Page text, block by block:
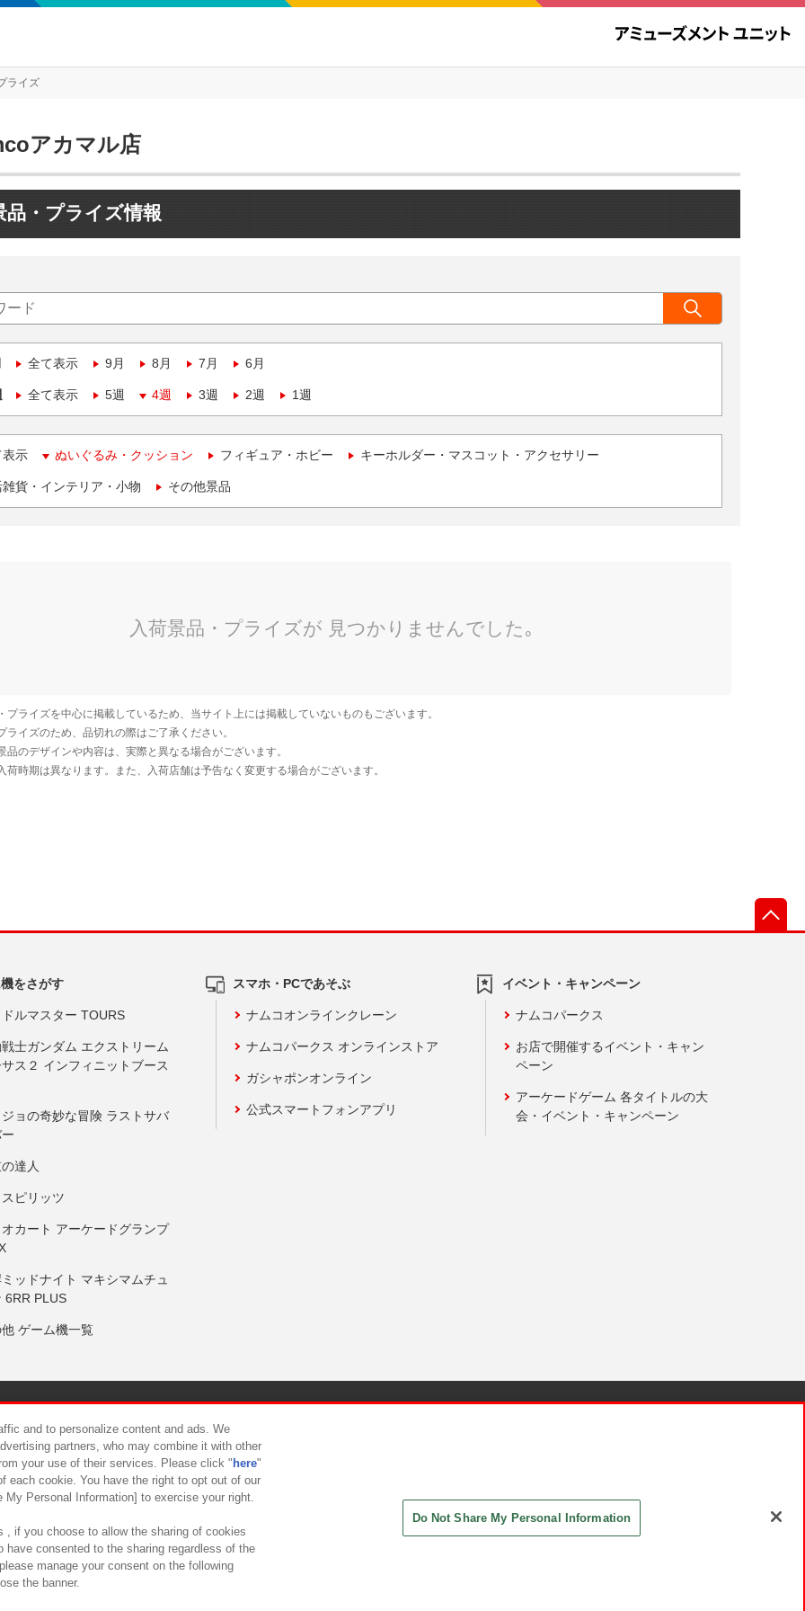
ライズ
アカマル店
品・プライズ情報
全て表示 9月 8月 7月 6月
全て表示 5週 4週 3週 2週 1週
表示 ぬいぐるみ・クッション フィギュア・ホビー キーホルダー・マスコット・アクセサリー
貨・インテリア・小物 その他景品
をさがす
ルマスター TOURS
士ガンダム エクストリーム
ス２ インフィニットブース
ョの奇妙な冒険 ラストサバ
達人
ピリッツ
カート アーケードグランプ
ッドナイト マキシマムチュ
6RR PLUS
ゲーム機一覧
スマホ・PCであそぶ
ナムコオンラインクレーン
ナムコパークス オンラインストア
ガシャポンオンライン
公式スマートフォンアプリ
イベント・キャンペーン
ナムコパークス
お店で開催するイベント・キャン
ペーン
アーケードゲーム 各タイトルの大
会・イベント・キャンペーン
について カスタマーハラスメント対応方針
and to personalize content and ads. We
partners, who may combine it with other
your use of their services. Please click " here"
each cookie. You have the right to opt out of our
Personal Information] to exercise your right.
, if you choose to allow the sharing of cookies
have consented to the sharing regardless of the
manage your consent on the following
the banner.
Do Not Share My Personal Information